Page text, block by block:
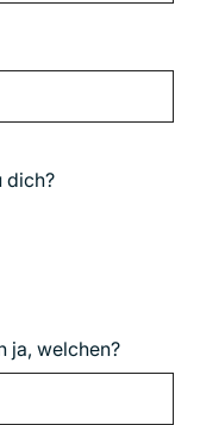
dich?
ja, welchen?